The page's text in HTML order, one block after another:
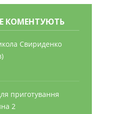
КОМЕНТУЮТЬ
Свириденко
приготування
2